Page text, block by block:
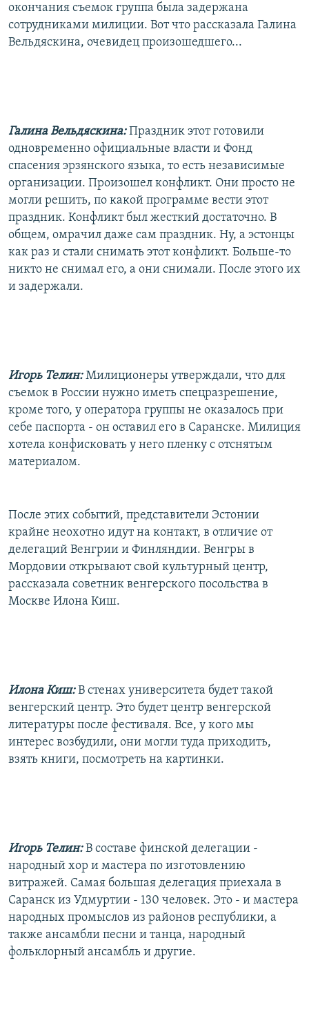
окончания съемок группа была задержана
сотрудниками милиции. Вот что рассказала Галина
Вельдяскина, очевидец произошедшего...
Галина Вельдяскина: Праздник этот готовили
одновременно официальные власти и Фонд
спасения эрзянского языка, то есть независимые
организации. Произошел конфликт. Они просто не
могли решить, по какой программе вести этот
праздник. Конфликт был жесткий достаточно. В
общем, омрачил даже сам праздник. Ну, а эстонцы
как раз и стали снимать этот конфликт. Больше-то
никто не снимал его, а они снимали. После этого их
и задержали.
Игорь Телин: Милиционеры утверждали, что для
съемок в России нужно иметь спецразрешение,
кроме того, у оператора группы не оказалось при
себе паспорта - он оставил его в Саранске. Милиция
хотела конфисковать у него пленку с отснятым
материалом.
После этих событий, представители Эстонии
крайне неохотно идут на контакт, в отличие от
делегаций Венгрии и Финляндии. Венгры в
Мордовии открывают свой культурный центр,
рассказала советник венгерского посольства в
Москве Илона Киш.
Илона Киш:В стенах университета будет такой
венгерский центр. Это будет центр венгерской
литературы после фестиваля. Все, у кого мы
интерес возбудили, они могли туда приходить,
взять книги, посмотреть на картинки.
Игорь Телин: В составе финской делегации -
народный хор и мастера по изготовлению
витражей. Самая большая делегация приехала в
Саранск из Удмуртии - 130 человек. Это - и мастера
народных промыслов из районов республики, а
также ансамбли песни и танца, народный
фольклорный ансамбль и другие.